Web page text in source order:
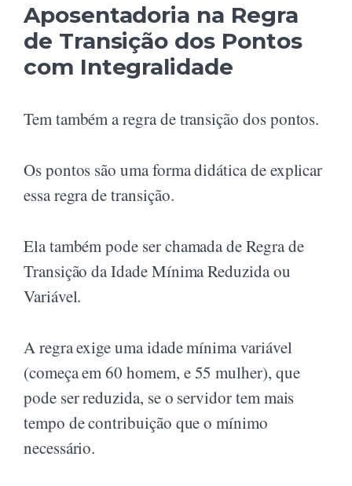
Aposentadoria na Regra
de Transição dos Pontos
com Integralidade
Tem também a regra de transição dos pontos.
Os pontos são uma forma didática de explicar
essa regra de transição.
Ela também pode ser chamada de Regra de
Transição da Idade Mínima Reduzida ou
Variável.
A regra exige uma idade mínima variável
(começa em 60 homem, e 55 mulher), que
pode ser reduzida, se o servidor tem mais
tempo de contribuição que o mínimo
necessário.